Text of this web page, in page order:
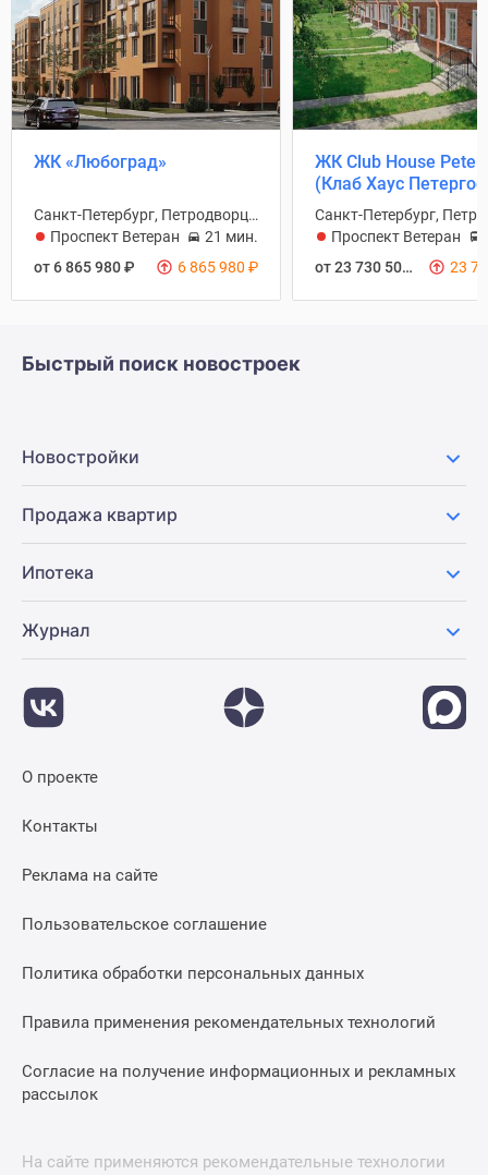
ЖК «Любоград»
Санкт-Петербург, Петродворцовый
Проспект Ветеранов 21 мин.
от 6 865 980₽ 6 865 980 ₽
ЖК Club House
(Клаб Хаус
Проспект Ветеранов
от 23 730 500
23
Быстрый поиск новостроек
Новостройки
Продажа квартир
Ипотека
Журнал
О проекте
Контакты
Реклама на сайте
Пользовательское соглашение
Политика обработки персональных данных
Правила применения рекомендательных технологий
Согласие на получение информационных и рекламных
рассылок
На сайте применяются рекомендательные технологии